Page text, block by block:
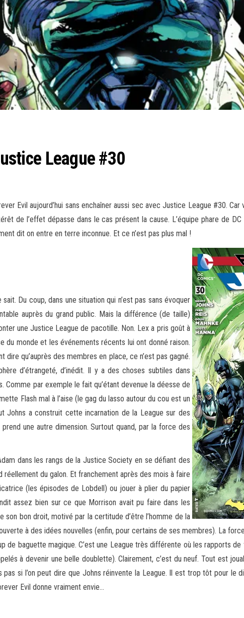
League #30
Evil aujourd’hui sans enchaîner aussi sec avec Justice League #30.
de l’effet dépasse dans le cas présent la cause. L’équipe phare de DC
dit on entre en terre inconnue. Et ce n’est pas plus mal !
Du coup, dans une situation qui n’est pas sans évoquer
auprès du grand public. Mais la différence (de taille)
une Justice League de pacotille. Non. Lex a pris goût à
du monde et les événements récents lui ont donné raison.
qu’auprès des membres en place, ce n’est pas gagné.
d’étrangeté, d’inédit. Il y a des choses subtiles dans
par exemple le fait qu’étant devenue la déesse de
Flash mal à l’aise (le gag du lasso autour du cou est un
Johns a construit cette incarnation de la League sur des
une autre dimension. Surtout quand, par la force des
dans les rangs de la Justice Society en se défiant des
du galon. Et franchement après des mois à faire
(les épisodes de Lobdell) ou jouer à plier du papier
assez bien sur ce que Morrison avait pu faire dans les
son bon droit, motivé par la certitude d’être l’homme de la
à des idées nouvelles (enfin, pour certains de ses membres). La
de baguette magique. C’est une League très différente où les rapports
à devenir une belle doublette). Clairement, c’est du neuf. Tout est
si l’on peut dire que Johns réinvente la League. Il est trop tôt pour le
Evil donne vraiment envie…